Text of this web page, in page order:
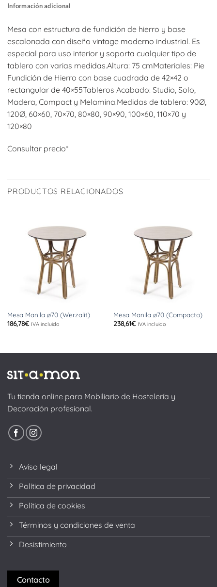
Información adicional
Mesa con estructura de fundición de hierro y base
escalonada con diseño vintage moderno industrial. Es
especial para uso interior y soporta cualquier tipo de
tablero con varias medidas.Altura: 75 cmMateriales: Pie
Fundición de Hierro con base cuadrada de 42×42 o
rectangular de 40×55Tableros Acabado: Studio, Solo,
Madera, Compact y Melamina.Medidas de tablero: 90Ø,
120Ø, 60×60, 70×70, 80×80, 90×90, 100×60, 110×70 y
120×80
Consultar precio*
PRODUCTOS RELACIONADOS
Mesa Manila ø70 (Werzalit)
186,78€ IVA incluido
Mesa Manila ø70 (Compacto)
238,61€ IVA incluido
Tu tienda online para Mobiliario de Hostelería y
Decoración profesional.
Aviso legal
Política de privacidad
Política de cookies
Términos y condiciones de venta
Desistimiento
Contacto